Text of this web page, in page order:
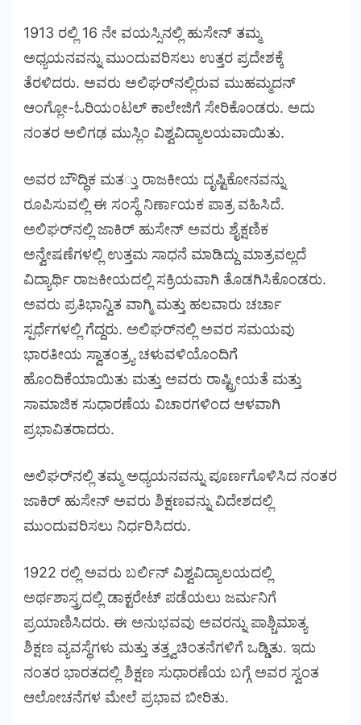
1913 ರಲ್ಲಿ 16 ನೇ ವಯಸ್ಸಿನಲ್ಲಿ ಹುಸೇನ್ ತಮ್ಮ
ಅಧ್ಯಯನವನ್ನು ಮುಂದುವರಿಸಲು ಉತ್ತರ ಪ್ರದೇಶಕ್ಕೆ
ತೆರಳಿದರು. ಅವರು ಅಲಿಘರ್‌ನಲ್ಲಿರುವ ಮುಹಮ್ಮದನ್
ಆಂಗ್ಲೋ-ಓರಿಯಂಟಲ್ ಕಾಲೇಜಿಗೆ ಸೇರಿಕೊಂಡರು. ಅದು
ನಂತರ ಅಲಿಗಢ ಮುಸ್ಲಿಂ ವಿಶ್ವವಿದ್ಯಾಲಯವಾಯಿತು.
ಅವರ ಬೌದ್ಧಿಕ ಮತ್ತು ರಾಜಕೀಯ ದೃಷ್ಟಿಕೋನವನ್ನು
ರೂಪಿಸುವಲ್ಲಿ ಈ ಸಂಸ್ಥೆ ನಿರ್ಣಾಯಕ ಪಾತ್ರ ವಹಿಸಿದೆ.
ಅಲಿಘರ್‌ನಲ್ಲಿ ಜಾಕಿರ್ ಹುಸೇನ್ ಅವರು ಶೈಕ್ಷಣಿಕ
ಅನ್ವೇಷಣೆಗಳಲ್ಲಿ ಉತ್ತಮ ಸಾಧನೆ ಮಾಡಿದ್ದು ಮಾತ್ರವಲ್ಲದೆ
ವಿದ್ಯಾರ್ಥಿ ರಾಜಕೀಯದಲ್ಲಿ ಸಕ್ರಿಯವಾಗಿ ತೊಡಗಿಸಿಕೊಂಡರು.
ಅವರು ಪ್ರತಿಭಾನ್ವಿತ ವಾಗ್ಮಿ ಮತ್ತು ಹಲವಾರು ಚರ್ಚಾ
ಸ್ಪರ್ಧೆಗಳಲ್ಲಿ ಗೆದ್ದರು. ಅಲಿಘರ್‌ನಲ್ಲಿ ಅವರ ಸಮಯವು
ಭಾರತೀಯ ಸ್ವಾತಂತ್ರ್ಯ ಚಳುವಳಿಯೊಂದಿಗೆ
ಹೊಂದಿಕೆಯಾಯಿತು ಮತ್ತು ಅವರು ರಾಷ್ಟ್ರೀಯತೆ ಮತ್ತು
ಸಾಮಾಜಿಕ ಸುಧಾರಣೆಯ ವಿಚಾರಗಳಿಂದ ಆಳವಾಗಿ
ಪ್ರಭಾವಿತರಾದರು.
ಅಲಿಘರ್‌ನಲ್ಲಿ ತಮ್ಮ ಅಧ್ಯಯನವನ್ನು ಪೂರ್ಣಗೊಳಿಸಿದ ನಂತರ
ಜಾಕಿರ್ ಹುಸೇನ್ ಅವರು ಶಿಕ್ಷಣವನ್ನು ವಿದೇಶದಲ್ಲಿ
ಮುಂದುವರಿಸಲು ನಿರ್ಧರಿಸಿದರು.
1922 ರಲ್ಲಿ ಅವರು ಬರ್ಲಿನ್ ವಿಶ್ವವಿದ್ಯಾಲಯದಲ್ಲಿ
ಅರ್ಥಶಾಸ್ತ್ರದಲ್ಲಿ ಡಾಕ್ಟರೇಟ್ ಪಡೆಯಲು ಜರ್ಮನಿಗೆ
ಪ್ರಯಾಣಿಸಿದರು. ಈ ಅನುಭವವು ಅವರನ್ನು ಪಾಶ್ಚಿಮಾತ್ಯ
ಶಿಕ್ಷಣ ವ್ಯವಸ್ಥೆಗಳು ಮತ್ತು ತತ್ತ್ವಚಿಂತನೆಗಳಿಗೆ ಒಡ್ಡಿತು. ಇದು
ನಂತರ ಭಾರತದಲ್ಲಿ ಶಿಕ್ಷಣ ಸುಧಾರಣೆಯ ಬಗ್ಗೆ ಅವರ ಸ್ವಂತ
ಆಲೋಚನೆಗಳ ಮೇಲೆ ಪ್ರಭಾವ ಬೀರಿತು.